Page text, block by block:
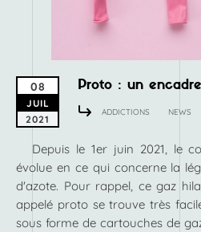
08
JUIL
2021
Proto : un
ADDICTIONS NEWS
Depuis le 1er juin 2021, le
évolue en ce qui concerne la
d'azote. Pour rappel, ce gaz
appelé proto se trouve très
sous forme de cartouches de